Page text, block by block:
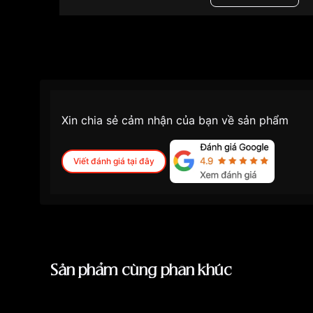
Mặt
Xin chia sẻ cảm nhận của bạn về sản phẩm
Viết đánh giá tại đây
Sản phẩm cùng phân khúc